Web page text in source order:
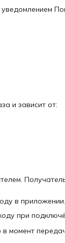
и зависит от:
в приложении.
при
в момент